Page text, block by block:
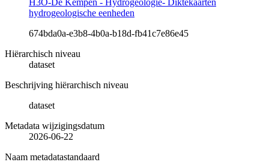
hydrogeologische eenheden
674bda0a-e3b8-4b0a-b18d-fb41c7e86e45
Hiërarchisch niveau
dataset
Beschrijving hiërarchisch niveau
dataset
Metadata wijzigingsdatum
2026-06-22
Naam metadatastandaard